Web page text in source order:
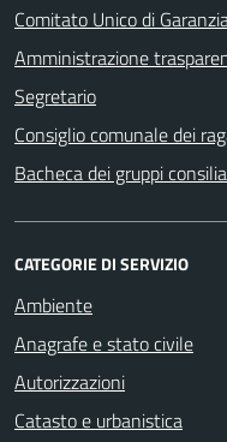
Comitato Unico di
Amministrazione
Segretario
Consiglio comunale dei
Bacheca dei gruppi
CATEGORIE DI SERVIZIO
Ambiente
Anagrafe e stato civile
Autorizzazioni
Catasto e urbanistica